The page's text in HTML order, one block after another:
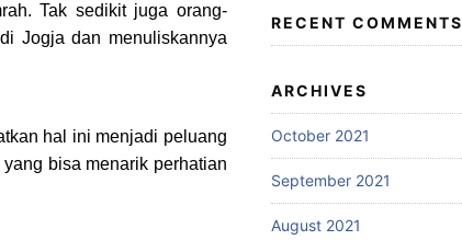
Tak sedikit juga orang-
Jogja dan menuliskannya
hal ini menjadi peluang
bisa menarik perhatian
RECENT COMMENTS
ARCHIVES
October 2021
September 2021
August 2021